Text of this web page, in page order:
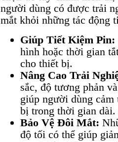
người dùng có được trải
mắt khỏi những tác động
Giúp Tiết Kiệm Pin:
hình hoặc thời gian
cho thiết bị.
Nâng Cao Trải
sắc, độ tương phản
giúp người dùng
bị trong thời gian dài.
Bảo Vệ Đôi Mắt:
độ tối có thể giúp